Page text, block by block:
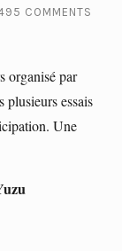
COMMENTS
organisé par
essais
Une